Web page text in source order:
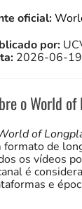
oficial:
por:
2026-06-
o World
of
formato de
os vídeos
é
e